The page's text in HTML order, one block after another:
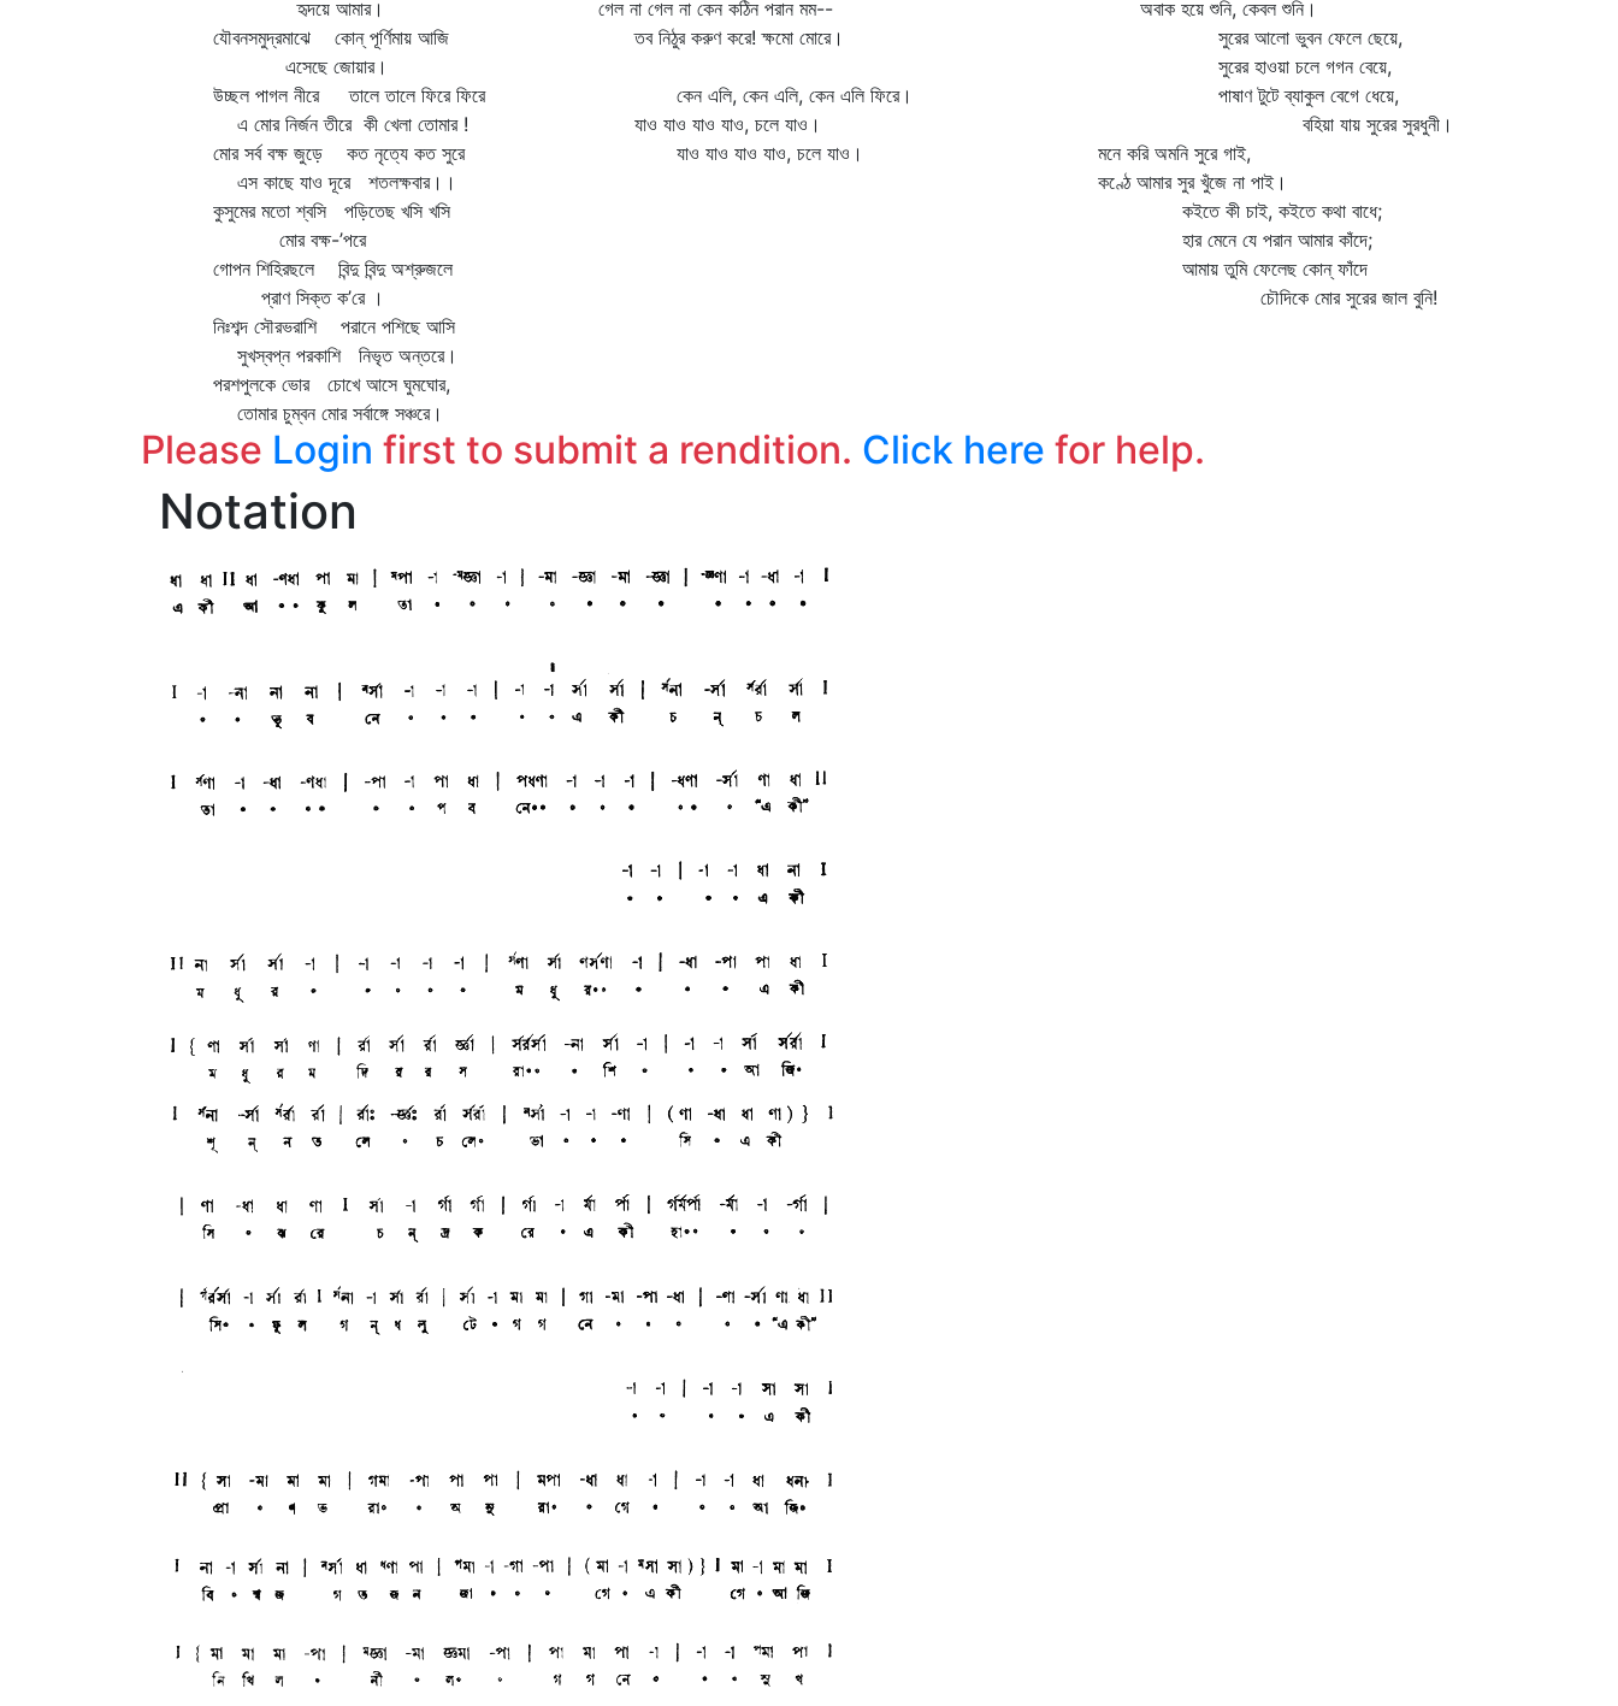
হৃদয়ে আমার।
যৌবনসমুদ্রমাঝে কোন্‌ পূর্ণিমায় আজি
এসেছে জোয়ার।
উচ্ছল পাগল নীরে তালে তালে ফিরে ফিরে
এ মোর নির্জন তীরে কী খেলা তোমার !
মোর সর্ব বক্ষ জুড়ে কত নৃত্যে কত সুরে
এস কাছে যাও দূরে শতলক্ষবার।।
কুসুমের মতো শ্বসি পড়িতেছ খসি খসি
মোর বক্ষ-’পরে
গোপন শিহিরছলে বিন্দু বিন্দু অশ্রুজলে
প্রাণ সিক্ত ক’রে ।
নিঃশব্দ সৌরভরাশি পরানে পশিছে আসি
সুখস্বপ্ন পরকাশি নিভৃত অন্তরে।
পরশপুলকে ভোর চোখে আসে ঘুমঘোর,
তোমার চুম্বন মোর সর্বাঙ্গে সঞ্চরে।
গেল না গেল না কেন কঠিন পরান মম--
তব নিঠুর করুণ করে! ক্ষমো মোরে।
কেন এলি, কেন এলি, কেন এলি ফিরে।
যাও যাও যাও যাও, চলে যাও।
যাও যাও যাও যাও, চলে যাও।
অবাক হয়ে শুনি, কেবল শুনি।
সুরের আলো ভুবন ফেলে ছেয়ে,
সুরের হাওয়া চলে গগন বেয়ে,
পাষাণ টুটে ব্যাকুল বেগে ধেয়ে,
বহিয়া যায় সুরের সুরধুনী।
মনে করি অমনি সুরে গাই,
কণ্ঠে আমার সুর খুঁজে না পাই।
কইতে কী চাই, কইতে কথা বাধে;
হার মেনে যে পরান আমার কাঁদে;
আমায় তুমি ফেলেছ কোন্‌ ফাঁদে
চৌদিকে মোর সুরের জাল বুনি!
Please Login first to submit a rendition. Click here for help.
Notation